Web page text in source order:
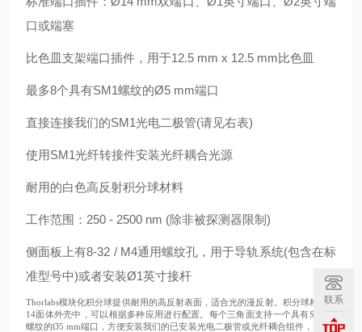
口或端塞
比色皿支架端口插件，用于12.5 mm x 12.5 mm比色皿
最多8个具有SM1螺纹的Ø5 mm端口
直接连接我们的SM1光电二极管(请见右表)
使用SM1光纤转接件安装光纤耦合光源
耐用的白色高反射积分球材料
工作范围：250 - 2500 nm (除非被探测器限制)
侧面板上有8-32 / M4通用螺纹孔，用于导轨系统(包含在标
准型号中)或者安装Ø1英寸接杆
Thorlabs模块化积分球提供耐用的高反射表面，适合光的漫反射。积分球构造在
14面体外壳中，可以根据多种应用进行配置。每个三角面支持一个具有SM1内
螺纹的Ø5 mm端口，方便安装我们的已安装光电二极管或光纤耦合组件，比如L
联系